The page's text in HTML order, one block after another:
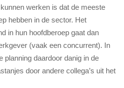
werken is dat de meeste
hebben in de sector. Het
in hun hoofdberoep gaat dan
(vaak een concurrent). In
planning daardoor danig in de
door andere collega’s uit het